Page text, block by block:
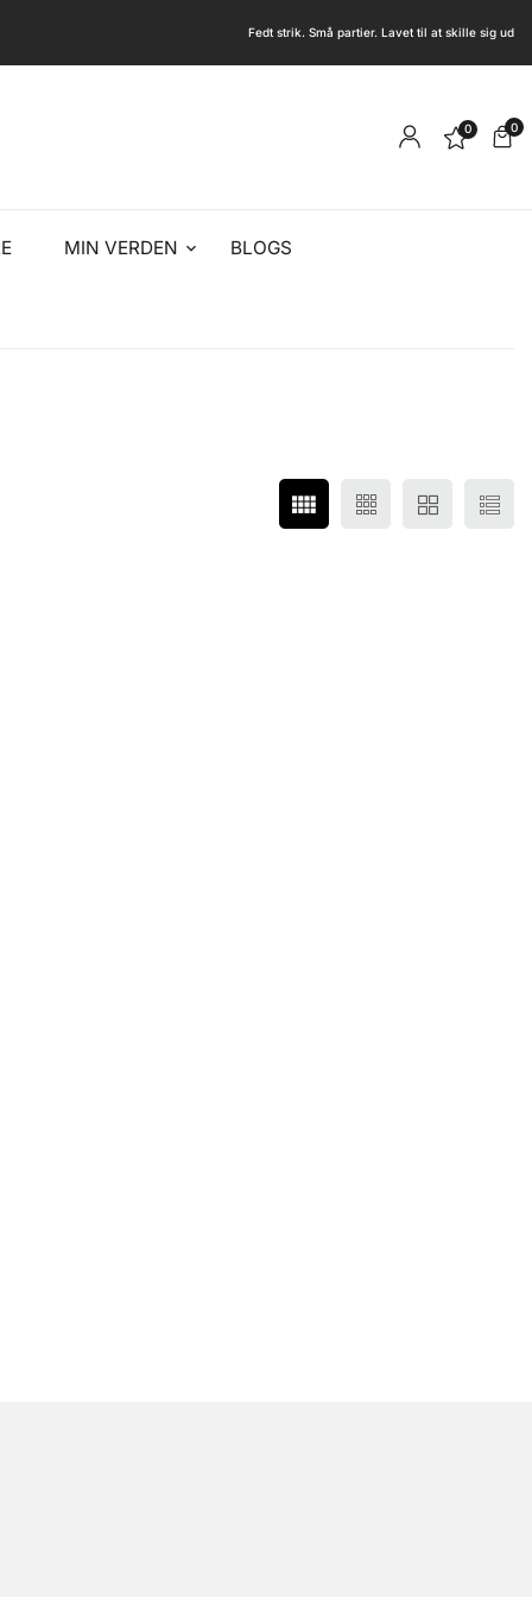
Fedt strik. Små partier. Lavet til at skille sig ud
0 0
MIN VERDEN BLOGS